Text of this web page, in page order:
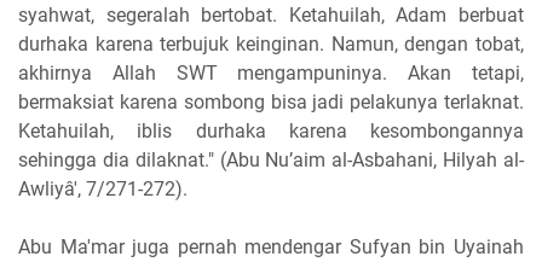
syahwat, segeralah bertobat. Ketahuilah, Adam berbuat
durhaka karena terbujuk keinginan. Namun, dengan tobat,
akhirnya Allah SWT mengampuninya. Akan tetapi,
bermaksiat karena sombong bisa jadi pelakunya terlaknat.
Ketahuilah, iblis durhaka karena kesombongannya
sehingga dia dilaknat." (Abu Nu’aim al-Asbahani, Hilyah al-
Awliyâ', 7/271-272).
Abu Ma'mar juga pernah mendengar Sufyan bin Uyainah